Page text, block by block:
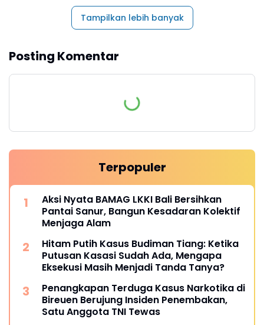
Tampilkan lebih banyak
Posting Komentar
Terpopuler
Aksi Nyata BAMAG LKKI Bali Bersihkan
Pantai Sanur, Bangun Kesadaran Kolektif
Menjaga Alam
Hitam Putih Kasus Budiman Tiang: Ketika
Putusan Kasasi Sudah Ada, Mengapa
Eksekusi Masih Menjadi Tanda Tanya?
Penangkapan Terduga Kasus Narkotika di
Bireuen Berujung Insiden Penembakan,
Satu Anggota TNI Tewas